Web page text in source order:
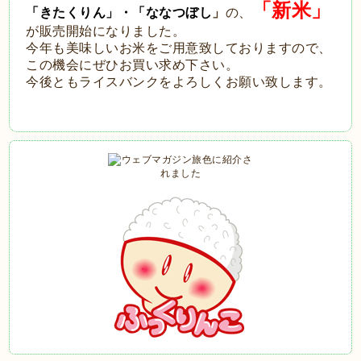
「きたくりん」・「ななつぼし 」 の、 「新米」
が販売開始になりました。
今年も美味しいお米をご用意致しておりますので、
この機会にぜひお買い求め下さい。
今後ともライスバンクをよろしくお願い致します。